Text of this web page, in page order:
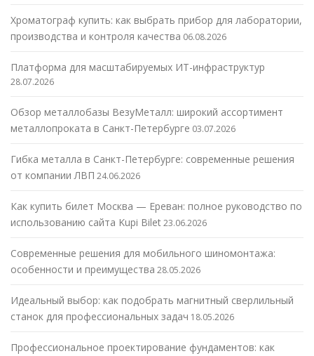
Хроматограф купить: как выбрать прибор для лаборатории,
производства и контроля качества 06.08.2026
Платформа для масштабируемых ИТ-инфраструктур
28.07.2026
Обзор металлобазы ВезуМеталл: широкий ассортимент
металлопроката в Санкт-Петербурге 03.07.2026
Гибка металла в Санкт-Петербурге: современные решения
от компании ЛВП 24.06.2026
Как купить билет Москва — Ереван: полное руководство по
использованию сайта Kupi Bilet23.06.2026
Современные решения для мобильного шиномонтажа:
особенности и преимущества 28.05.2026
Идеальный выбор: как подобрать магнитный сверлильный
станок для профессиональных задач 18.05.2026
Профессиональное проектирование фундаментов: как